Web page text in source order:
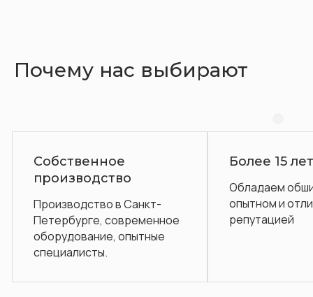
Почему нас выбирают
Более 15 лет на рынке
Обладаем обширным
опытном и отличной
репутацией